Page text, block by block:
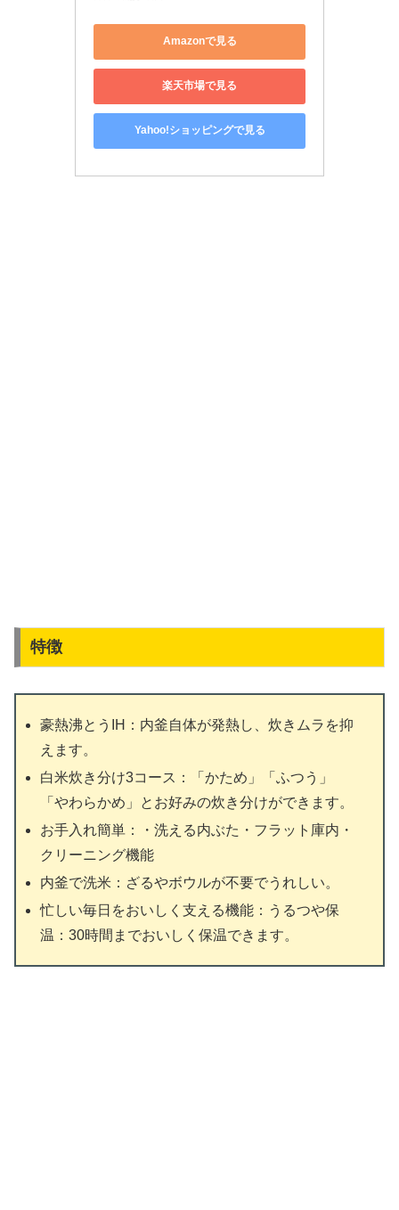
Amazonで見る
楽天市場で見る
Yahoo!ショッピングで見る
特徴
豪熱沸とうIH：内釜自体が発熱し、炊きムラを抑
えます。
白米炊き分け3コース：「かため」「ふつう」
「やわらかめ」とお好みの炊き分けができます。
お手入れ簡単：・洗える内ぶた・フラット庫内・
クリーニング機能
内釜で洗米：ざるやボウルが不要でうれしい。
忙しい毎日をおいしく支える機能：うるつや保
温：30時間までおいしく保温できます。